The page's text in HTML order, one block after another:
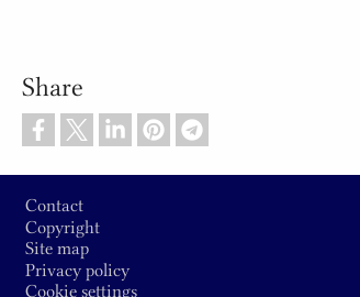
Share
Footer
Contact
Copyright
Site map
Privacy policy